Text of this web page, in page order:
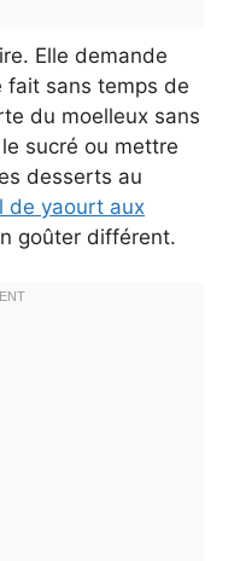
Elle demande
fait sans temps de
du moelleux sans
sucré ou mettre
desserts au
de yaourt aux
goûter différent.